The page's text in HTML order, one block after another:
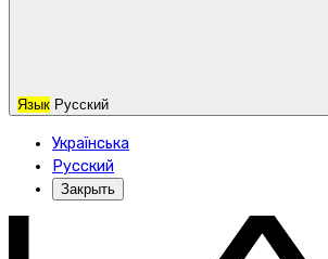
Язык Русский
Українська
Русский
Закрыть